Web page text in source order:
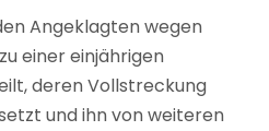
Angeklagten wegen
einer einjährigen
deren Vollstreckung
und ihn von weiteren